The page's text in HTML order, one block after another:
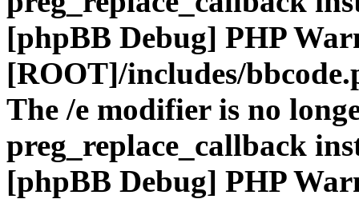
[phpBB Debug] PHP
[ROOT]/includes/
The /e modifier is no
preg_replace_callback
[phpBB Debug] PHP